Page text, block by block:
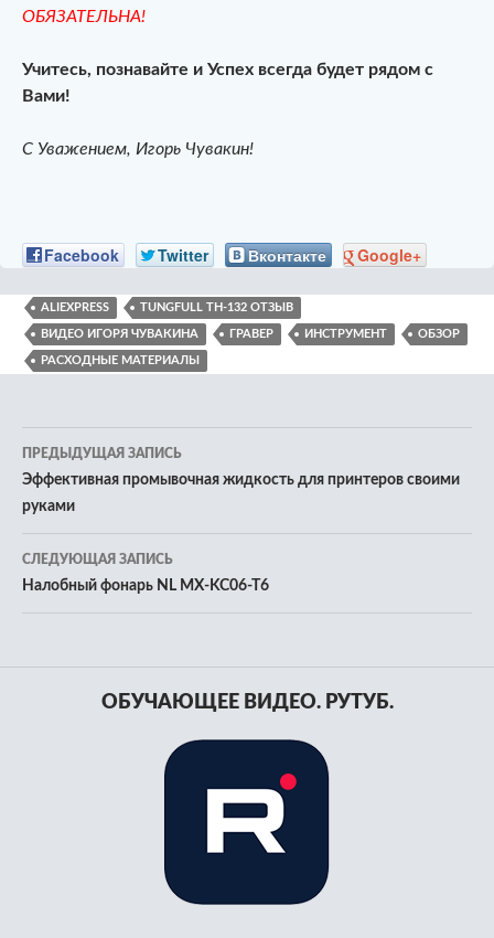
ОБЯЗАТЕЛЬНА!
Учитесь, познавайте и Успех всегда будет рядом с
Вами!
С Уважением, Игорь Чувакин!
Facebook Twitter Вконтакте Google+
ALIEXPRESS TUNGFULL TH-132 ОТЗЫВ
ВИДЕО ИГОРЯ ЧУВАКИНА ГРАВЕР ИНСТРУМЕНТ ОБЗОР
РАСХОДНЫЕ МАТЕРИАЛЫ
Навигация
по
записям
ПРЕДЫДУЩАЯ ЗАПИСЬ
Эффективная промывочная жидкость для принтеров своими
руками
СЛЕДУЮЩАЯ ЗАПИСЬ
Налобный фонарь NL MX-KC06-T6
ОБУЧАЮЩЕЕ ВИДЕО. РУТУБ.